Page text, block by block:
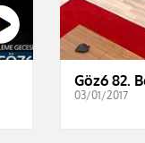
Göz6 82.
03/01/2017